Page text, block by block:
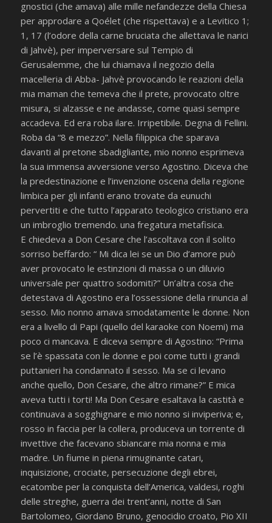
gnostici (che amava) alle mille nefandezze della Chiesa
per approdare a Qoélet (che rispettava) e a Levitico 1;
1, 17 (l’odore della carne bruciata che allettava le narici
di Jahvè), per imperversare sul Tempio di
Gerusalemme, che lui chiamava il negozio della
macelleria di Abba- Jahvè provocando le reazioni della
mia maman che temeva che il prete, provocato oltre
misura, si alzasse e ne andasse, come quasi sempre
accadeva. Ed era roba ilare. Irripetibile. Degna di Fellini.
Roba da “8 e mezzo”. Nella filippica che sparava
davanti al pretone sbadigliante, mio nonno esprimeva
la sua immensa avversione verso Agostino. Diceva che
la predestinazione e l’invenzione oscena della regione
limbica per gli infanti erano trovate da eunuchi
pervertiti e che tutto l’apparato teologico cristiano era
un imbroglio tremendo. una fregatura metafisica.
E chiedeva a Don Cesare che l’ascoltava con il solito
sorriso beffardo: “ Mi dica lei se un Dio d’amore può
aver provocato le estinzioni di massa o un diluvio
universale per quattro sodomiti?” Un’altra cosa che
detestava di Agostino era l’ossessione della rinuncia al
sesso. Mio nonno amava smodatamente le donne. Non
era a livello di Papi (quello del karaoke con Noemi) ma
poco ci mancava. E diceva sempre di Agostino: “Prima
se l’è spassata con le donne e poi come tutti i grandi
puttanieri ha condannato il sesso. Ma se ci levano
anche quello, Don Cesare, che altro rimane?” E mica
aveva tutti i torti! Ma Don Cesare esaltava la castità e
continuava a sogghignare e mio nonno si inviperiva; e,
rosso in faccia per la collera, produceva un torrente di
invettive che facevano sbiancare mia nonna e mia
madre. Un fiume in piena rimuginante catari,
inquisizione, crociate, persecuzione degli ebrei,
ecatombe per la conquista dell’America, valdesi, roghi
delle streghe, guerra dei trent’anni, notte di San
Bartolomeo, Giordano Bruno, genocidio croato, Pio XII